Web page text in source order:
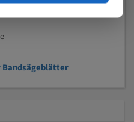
/ Kleine Durchmesser
Bandsägeblätter